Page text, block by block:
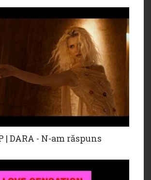
| DARA - N-am răspuns